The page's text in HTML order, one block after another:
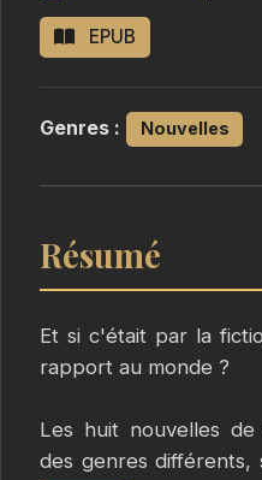
EPUB
Genres : Nouvelles
Résumé
Et si c'était par la
rapport au monde ?
Les huit nouvelles
des genres